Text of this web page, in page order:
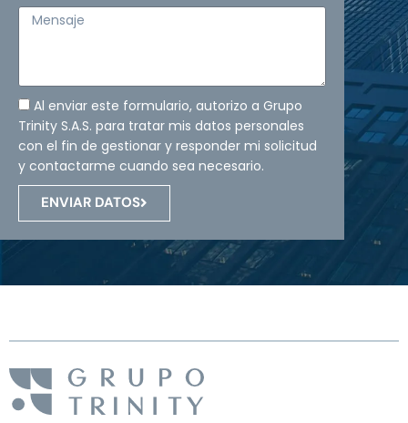
Mensaje
Al enviar este formulario, autorizo a Grupo
Trinity S.A.S. para tratar mis datos personales
con el fin de gestionar y responder mi solicitud
y contactarme cuando sea necesario.
ENVIAR DATOS